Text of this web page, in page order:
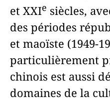
et XXIe siècles,
des périodes
et maoïste (1949-
particulièrement
chinois est aussi
domaines de la